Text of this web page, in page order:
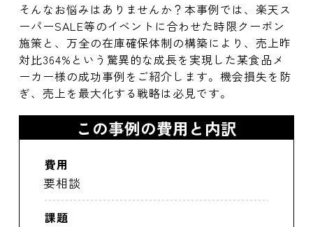
そんなお悩みはありませんか？本事例では、楽天ス
ーパーSALE等のイベントに合わせた時限クーポン
施策と、万全の在庫確保体制の構築により、売上昨
対比364%という驚異的な成長を実現した某食品メ
ーカー様の成功事例をご紹介します。機会損失を防
ぎ、売上を最大化する戦略は必見です。
この事例の費用と内訳
費用
要相談
課題